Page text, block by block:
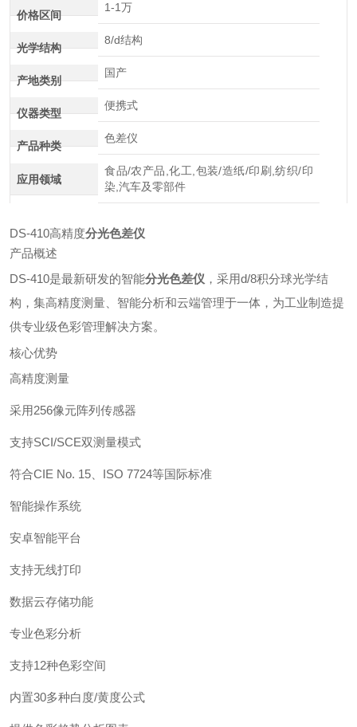
价格区间
1-1万
光学结构
8/d结构
产地类别
国产
仪器类型
便携式
产品种类
色差仪
应用领域
食品/农产品,化工,包装/造纸/印刷,纺织/印
染,汽车及零部件
DS-410高精度分光色差仪
产品概述
DS-410是最新研发的智能分光色差仪 ，采用d/8积分球光学结
构，集高精度测量、智能分析和云端管理于一体，为工业制造提
供专业级色彩管理解决方案。
核心优势
高精度测量
采用256像元阵列传感器
支持SCI/SCE双测量模式
符合CIE No. 15、ISO 7724等国际标准
智能操作系统
安卓智能平台
支持无线打印
数据云存储功能
专业色彩分析
支持12种色彩空间
内置30多种白度/黄度公式